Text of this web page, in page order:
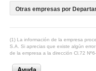
(1) La información de la empresa
S.A. Si aprecias que existe algún
de la empresa a la dirección Cl.72